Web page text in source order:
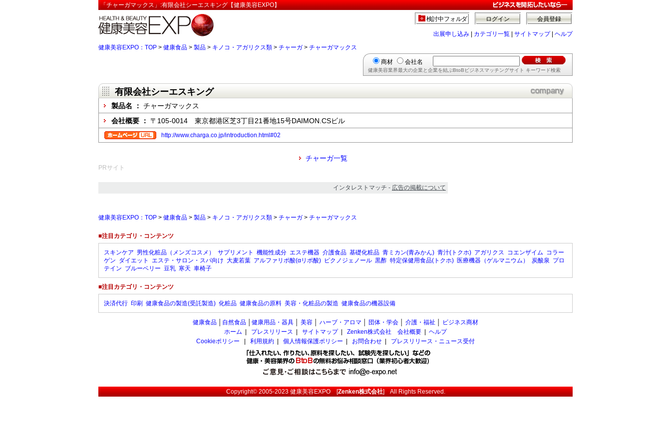
「チャーガマックス」:有限会社シーエスキング【健康美容EXPO】
会員登録
ログイン
検討中フォルダ
出展申し込み カテゴリ一覧 サイトマップ| ヘルプ
健康美容EXPO：TOP > 健康食品 > 製品 > キノコ・アガリクス類 > チャーガ > チャーガマックス
商材 会社名
健康美容業界最大の企業と企業を結ぶBtoBビジネスマッチングサイト キーワード検索
有限会社シーエスキング
製品名 ： チャーガマックス
会社概要 ： 〒105-0014 東京都港区芝3丁目21番地15号DAIMON.CSビル
http://www.charga.co.jp/introduction.html#02
チャーガ一覧
PRサイト
インタレストマッチ - 広告の掲載について
健康美容EXPO：TOP > 健康食品 > 製品 > キノコ・アガリクス類 > チャーガ > チャーガマックス
■注目カテゴリ・コンテンツ
スキンケア 男性化粧品（メンズコスメ） サプリメント 機能性成分 エステ機器 介護食品 基礎化粧品 青ミカン(青みかん) 青汁(トクホ) アガリクス コエンザイム コラー
ゲン ダイエット エステ・サロン・スパ向け 大麦若葉 アルファリポ酸(αリポ酸) ピクノジェノール 黒酢 特定保健用食品(トクホ) 医療機器（ゲルマニウム） 炭酸泉 プロ
テイン ブルーベリー 豆乳 寒天 車椅子
■注目カテゴリ・コンテンツ
決済代行 印刷 健康食品の製造(受託製造) 化粧品 健康食品の原料 美容・化粧品の製造 健康食品の機器設備
健康食品 自然食品 健康用品・器具 美容 ハーブ・アロマ 団体・学会 介護・福祉
ビジネス商材
ホーム
プレスリリース サイトマップ| Zenken株式会社 会社概要
ヘルプ
Cookieポリシー
利用規約 個人情報保護ポリシー お問合わせ プレスリリース・ニュース受付
Copyright© 2005-2023健康美容EXPO[Zenken株式会社] All Rights Reserved.